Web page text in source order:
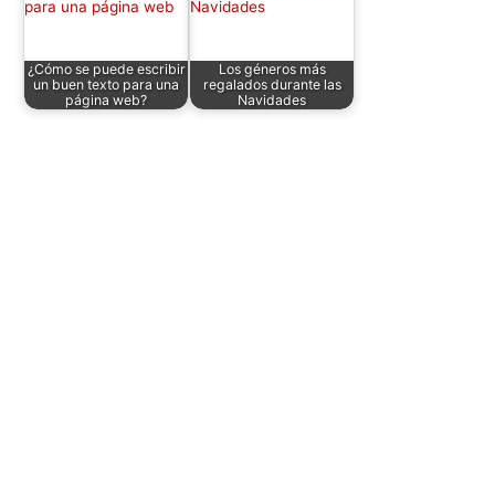
¿Cómo se puede escribir
un buen texto para una
página web?
Los géneros más
regalados durante las
Navidades